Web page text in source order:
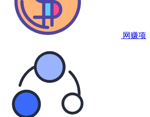
网赚项